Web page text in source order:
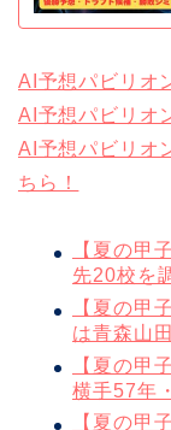
AI予想パビリオ
AI予想パビリオ
AI予想パビリオ
ちら！
【夏の甲
先20校を
【夏の甲
は青森山
【夏の甲
横手57年
【夏の甲